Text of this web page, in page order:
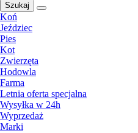
Szukaj
Koń
Jeździec
Pies
Kot
Zwierzęta
Hodowla
Farma
Letnia oferta specjalna
Wysyłka w 24h
Wyprzedaż
Marki